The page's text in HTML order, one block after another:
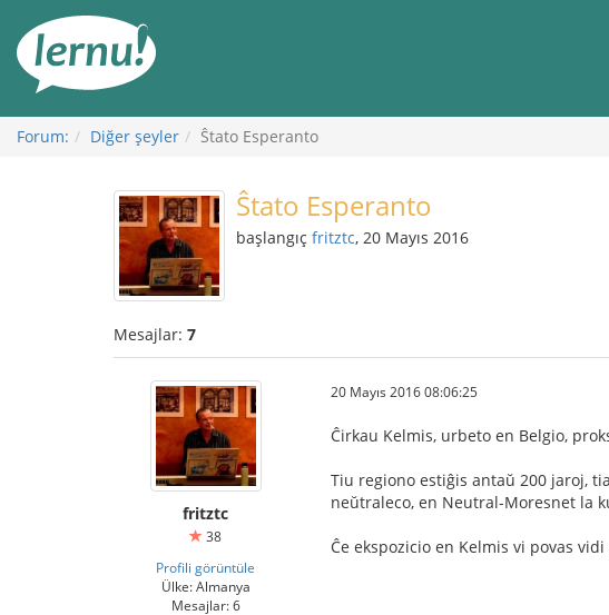
Görüntüleme
Forum: Diğer şeyler Ŝtato Esperanto
Ŝtato Esperanto
başlangıç fritztc, 20 Mayıs 2016
Mesajlar: 7
fritztc
38
Profili görüntüle
Ülke: Almanya
Mesajlar: 6
20 Mayıs 2016 08:06:25
Ĉirkau Kelmis, urbeto en Belgio,
Tiu regiono estiĝis antaŭ 200 jaroj,
neŭtraleco, en Neutral-Moresnet la
Ĉe ekspozicio en Kelmis vi povas